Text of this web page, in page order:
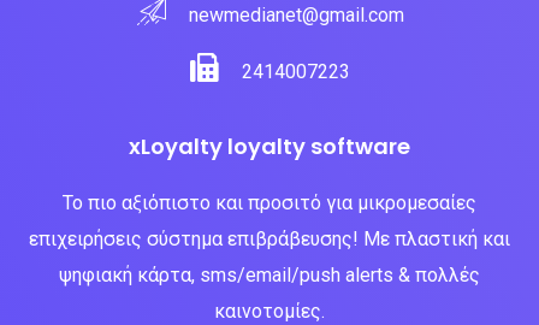
newmedianet@gmail.com
2414007223
xLoyalty loyalty software
Το πιο αξιόπιστο και προσιτό για μικρομεσαίες
επιχειρήσεις σύστημα επιβράβευσης! Με πλαστική και
ψηφιακή κάρτα, sms/email/push alerts & πολλές
καινοτομίες.